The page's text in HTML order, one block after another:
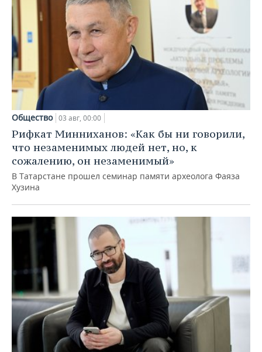
Общество 03 авг, 00:00
Рифкат Минниханов: «Как бы ни говорили,
что незаменимых людей нет, но, к
сожалению, он незаменимый»
В Татарстане прошел семинар памяти археолога Фаяза
Хузина